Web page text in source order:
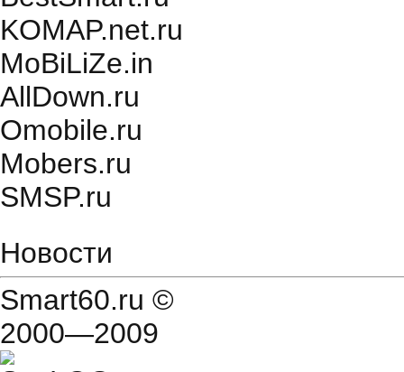
KOMAP.net.ru
MoBiLiZe.in
AllDown.ru
Оmobile.ru
Mobers.ru
SMSP.ru
Новости
Smart60.ru ©
2000—2009